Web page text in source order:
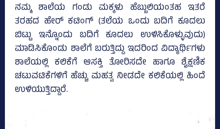
ನಮ್ಮ ಶಾಲೆಯ ಗಂಡು ಮಕ್ಕಳು ಹೆಬ್ಬುಲಿಯಂತಹ ಇತರೆ
ತರಹದ ಹೇರ್‌ ಕಟಿಂಗ್‌ (ತಲೆಯ ಒಂದು ಬದಿಗೆ ಕೂದಲು
ಬಿಟ್ಟು ಇನ್ನೊಂದು ಬದಿಗೆ ಕೂದಲು ಉಳಿಸಿಕೊಳ್ಳುವುದು)
ಮಾಡಿಸಿಕೊಂಡು ಶಾಲೆಗೆ ಬರುತ್ತಿದ್ದು ಇದರಿಂದ ವಿದ್ಯಾರ್ಥಿಗಳು
ಶಾಲೆಯಲ್ಲಿ ಕಲಿಕೆಗೆ ಆಸಕ್ತಿ ತೋರಿಸದೇ ಹಾಗೂ ಶೈಕ್ಷಣಿಕ
ಚಟುವಟಿಕೆಗಳಿಗೆ ಹೆಚ್ಚು ಮಹತ್ವ ನೀಡದೇ ಕಲಿಕೆಯಲ್ಲಿ ಹಿಂದೆ
ಉಳಿಯುತ್ತಿದ್ದಾರೆ.